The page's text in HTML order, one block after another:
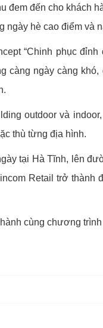
đem đến cho khách
ngày hè cao điểm và
“Chinh phục
càng ngày càng
outdoor và
thù từng địa hình.
tại Hà Tĩnh, lên
Retail trở thành
cùng chương